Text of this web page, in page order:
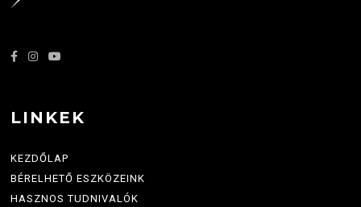
LINKEK
KEZDŐLAP
BÉRELHETŐ ESZKÖZEINK
HASZNOS TUDNIVALÓK